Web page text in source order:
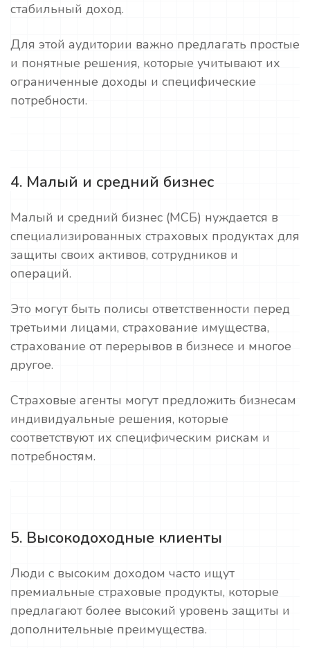
стабильный доход.
Для этой аудитории важно предлагать простые
и понятные решения, которые учитывают их
ограниченные доходы и специфические
потребности.
4. Малый и средний бизнес
Малый и средний бизнес (МСБ) нуждается в
специализированных страховых продуктах для
защиты своих активов, сотрудников и
операций.
Это могут быть полисы ответственности перед
третьими лицами, страхование имущества,
страхование от перерывов в бизнесе и многое
другое.
Страховые агенты могут предложить бизнесам
индивидуальные решения, которые
соответствуют их специфическим рискам и
потребностям.
5. Высокодоходные клиенты
Люди с высоким доходом часто ищут
премиальные страховые продукты, которые
предлагают более высокий уровень защиты и
дополнительные преимущества.